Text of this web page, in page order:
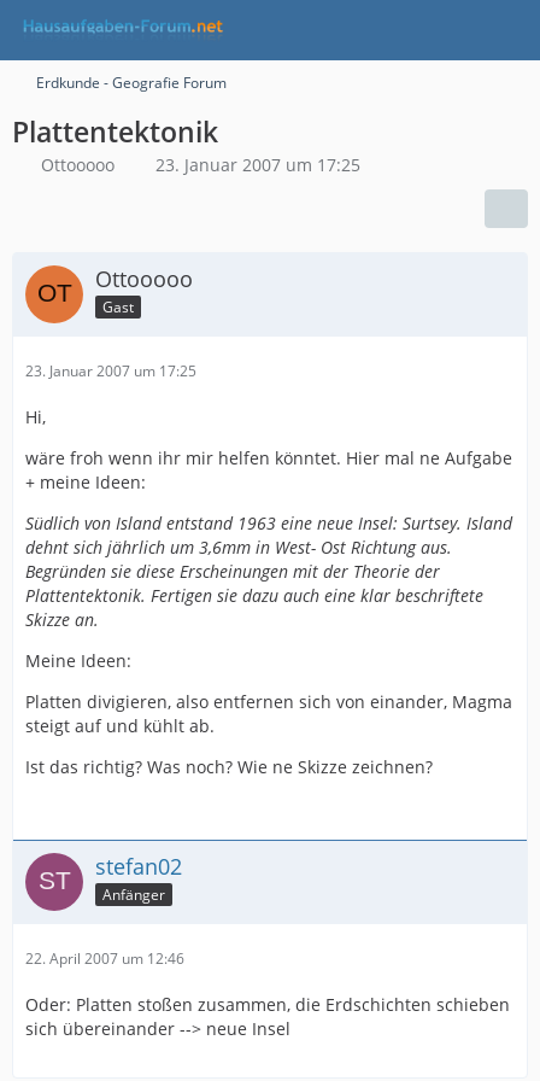
Erdkunde - Geografie Forum
Plattentektonik
Ottooooo 23. Januar 2007 um 17:25
Ottooooo
Gast
23. Januar 2007 um 17:25
Hi,
wäre froh wenn ihr mir helfen könntet. Hier mal ne Aufgabe
+ meine Ideen:
Südlich von Island entstand 1963 eine neue Insel: Surtsey. Island
dehnt sich jährlich um 3,6mm in West- Ost Richtung aus.
Begründen sie diese Erscheinungen mit der Theorie der
Plattentektonik. Fertigen sie dazu auch eine klar beschriftete
Skizze an.
Meine Ideen:
Platten divigieren, also entfernen sich von einander, Magma
steigt auf und kühlt ab.
Ist das richtig? Was noch? Wie ne Skizze zeichnen?
stefan02
Anfänger
22. April 2007 um 12:46
Oder: Platten stoßen zusammen, die Erdschichten schieben
sich übereinander --> neue Insel